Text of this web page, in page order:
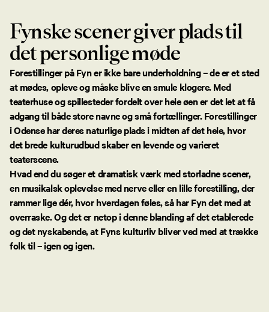
Fynske scener giver plads til
det personlige møde
Forestillinger på Fyn er ikke bare underholdning – de er et sted
at mødes, opleve og måske blive en smule klogere. Med
teaterhuse og spillesteder fordelt over hele øen er det let at få
adgang til både store navne og små fortællinger. Forestillinger
i Odense har deres naturlige plads i midten af det hele, hvor
det brede kulturudbud skaber en levende og varieret
teaterscene.
Hvad end du søger et dramatisk værk med storladne scener,
en musikalsk oplevelse med nerve eller en lille forestilling, der
rammer lige dér, hvor hverdagen føles, så har Fyn det med at
overraske. Og det er netop i denne blanding af det etablerede
og det nyskabende, at Fyns kulturliv bliver ved med at trække
folk til – igen og igen.